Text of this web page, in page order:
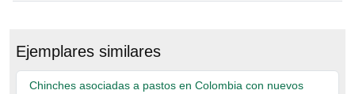
Ejemplares similares
Chinches asociadas a pastos en Colombia con nuevos